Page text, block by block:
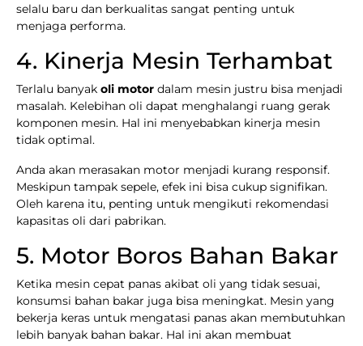
selalu baru dan berkualitas sangat penting untuk
menjaga performa.
4. Kinerja Mesin Terhambat
Terlalu banyak oli motor dalam mesin justru bisa menjadi
masalah. Kelebihan oli dapat menghalangi ruang gerak
komponen mesin. Hal ini menyebabkan kinerja mesin
tidak optimal.
Anda akan merasakan motor menjadi kurang responsif.
Meskipun tampak sepele, efek ini bisa cukup signifikan.
Oleh karena itu, penting untuk mengikuti rekomendasi
kapasitas oli dari pabrikan.
5. Motor Boros Bahan Bakar
Ketika mesin cepat panas akibat oli yang tidak sesuai,
konsumsi bahan bakar juga bisa meningkat. Mesin yang
bekerja keras untuk mengatasi panas akan membutuhkan
lebih banyak bahan bakar. Hal ini akan membuat